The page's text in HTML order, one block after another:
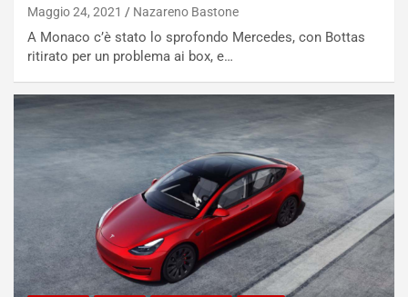
Maggio 24, 2021 Nazareno Bastone
A Monaco c’è stato lo sprofondo Mercedes, con Bottas
ritirato per un problema ai box, e…